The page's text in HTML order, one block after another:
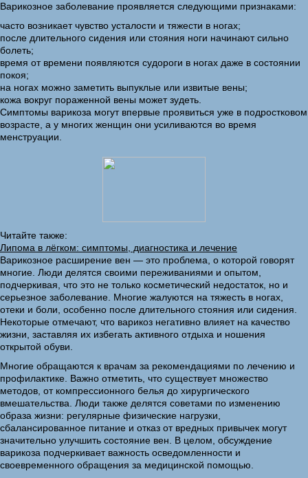
Варикозное заболевание проявляется следующими признаками:
часто возникает чувство усталости и тяжести в ногах;
после длительного сидения или стояния ноги начинают сильно
болеть;
время от времени появляются судороги в ногах даже в состоянии
покоя;
на ногах можно заметить выпуклые или извитые вены;
кожа вокруг пораженной вены может зудеть.
Симптомы варикоза могут впервые проявиться уже в подростковом
возрасте, а у многих женщин они усиливаются во время
менструации.
Читайте также:
Липома в лёгком: симптомы, диагностика и лечение
Варикозное расширение вен — это проблема, о которой говорят
многие. Люди делятся своими переживаниями и опытом,
подчеркивая, что это не только косметический недостаток, но и
серьезное заболевание. Многие жалуются на тяжесть в ногах,
отеки и боли, особенно после длительного стояния или сидения.
Некоторые отмечают, что варикоз негативно влияет на качество
жизни, заставляя их избегать активного отдыха и ношения
открытой обуви.
Многие обращаются к врачам за рекомендациями по лечению и
профилактике. Важно отметить, что существует множество
методов, от компрессионного белья до хирургического
вмешательства. Люди также делятся советами по изменению
образа жизни: регулярные физические нагрузки,
сбалансированное питание и отказ от вредных привычек могут
значительно улучшить состояние вен. В целом, обсуждение
варикоза подчеркивает важность осведомленности и
своевременного обращения за медицинской помощью.